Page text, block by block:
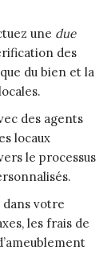
une due
des
du bien et la
des agents
locaux
le processus
dans votre
les frais de